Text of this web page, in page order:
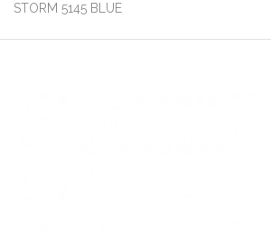
STORM 5145 BLUE